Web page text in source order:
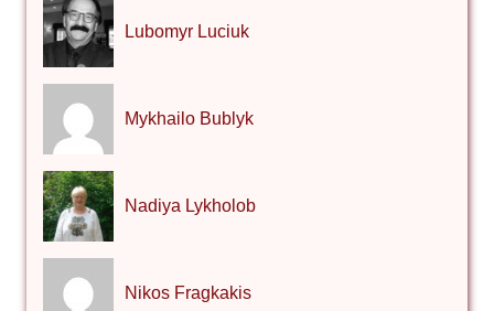
Lubomyr Luciuk
Mykhailo Bublyk
Nadiya Lykholob
Nikos Fragkakis